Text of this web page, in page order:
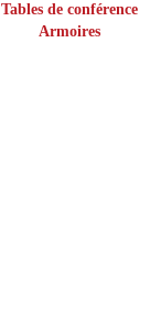
Tables de conférence
Armoires